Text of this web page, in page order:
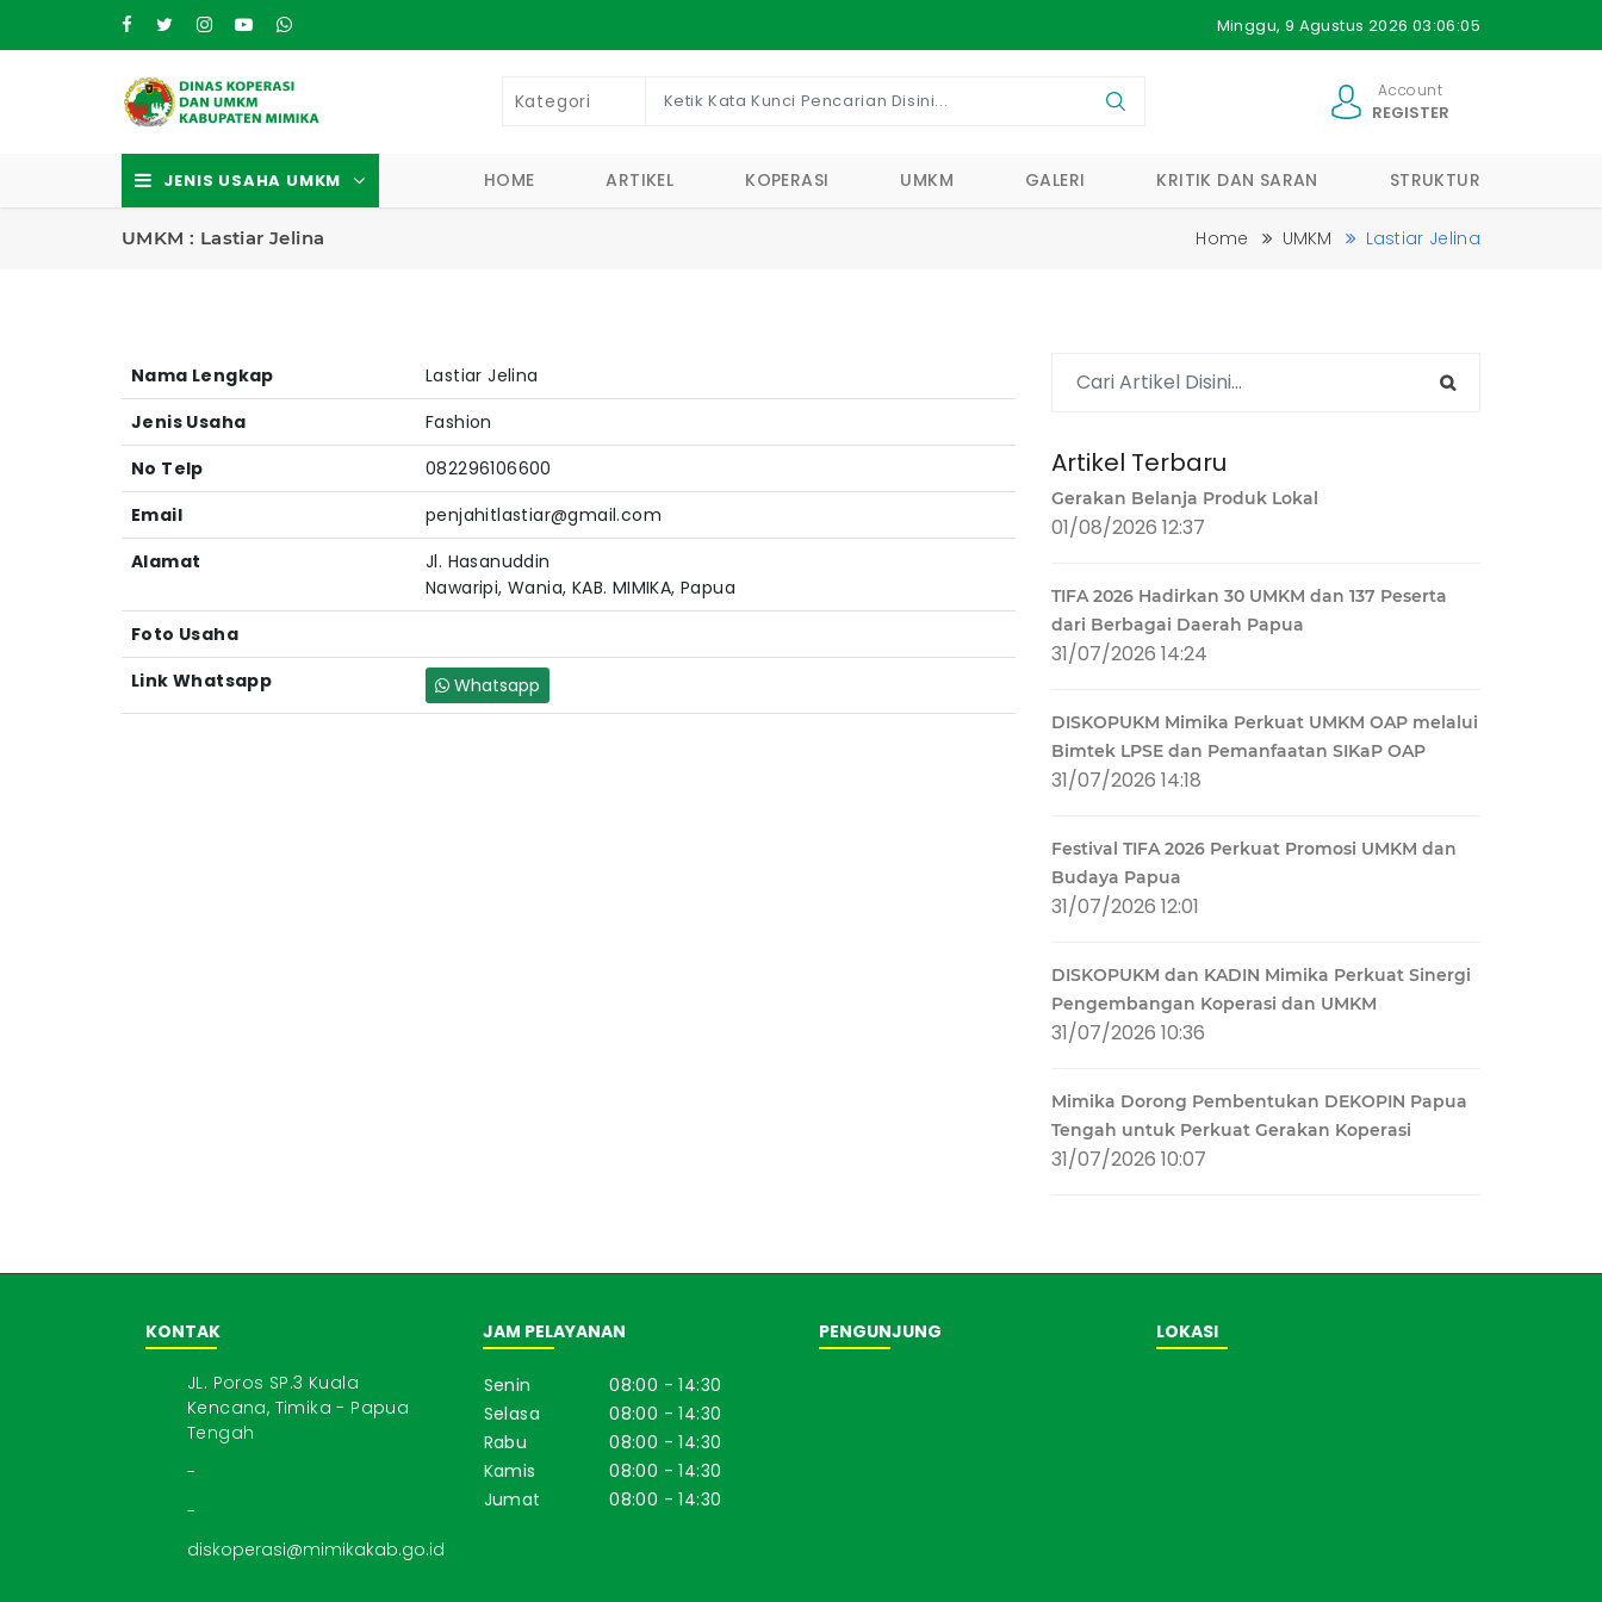
Minggu, 9 Agustus 2026 03:06:05
Account
REGISTER
JENIS USAHA UMKM HOME ARTIKEL KOPERASI UMKM GALERI KRITIK DAN SARAN STRUKTUR
UMKM : Lastiar Jelina Home UMKM Lastiar Jelina
Nama Lengkap
Lastiar Jelina
Jenis Usaha
Fashion
No Telp
082296106600
Email
penjahitlastiar@gmail.com
Alamat
Jl. Hasanuddin
Nawaripi, Wania, KAB. MIMIKA, Papua
Foto Usaha
Link Whatsapp
Whatsapp
Artikel Terbaru
Gerakan Belanja Produk Lokal
01/08/2026 12:37
TIFA 2026 Hadirkan 30 UMKM dan 137 Peserta
dari Berbagai Daerah Papua
31/07/2026 14:24
DISKOPUKM Mimika Perkuat UMKM OAP melalui
Bimtek LPSE dan Pemanfaatan SIKaP OAP
31/07/2026 14:18
Festival TIFA 2026 Perkuat Promosi UMKM dan
Budaya Papua
31/07/2026 12:01
DISKOPUKM dan KADIN Mimika Perkuat Sinergi
Pengembangan Koperasi dan UMKM
31/07/2026 10:36
Mimika Dorong Pembentukan DEKOPIN Papua
Tengah untuk Perkuat Gerakan Koperasi
31/07/2026 10:07
KONTAK
JL. Poros SP.3 Kuala
Kencana, Timika - Papua
Tengah
-
-
diskoperasi@mimikakab.go.id
JAM PELAYANAN
Senin
08:00 - 14:30
Selasa
08:00 - 14:30
Rabu
08:00 - 14:30
Kamis
08:00 - 14:30
Jumat
08:00 - 14:30
PENGUNJUNG LOKASI